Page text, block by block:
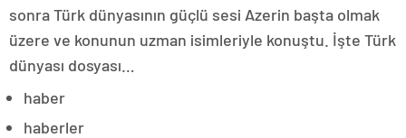
sonra Türk dünyasının güçlü sesi Azerin başta olmak
üzere ve konunun uzman isimleriyle konuştu. İşte Türk
dünyası dosyası…
haber
haberler